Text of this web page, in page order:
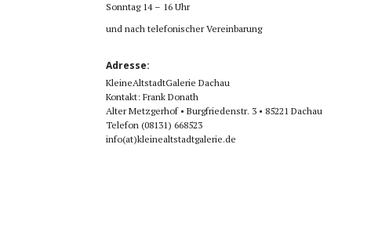
Sonntag 14 – 16 Uhr
und nach telefonischer Vereinbarung
Adresse:
KleineAltstadtGalerie Dachau
Kontakt: Frank Donath
Alter Metzgerhof • Burgfriedenstr. 3 • 85221 Dachau
Telefon (08131) 668523
info(at)kleinealtstadtgalerie.de